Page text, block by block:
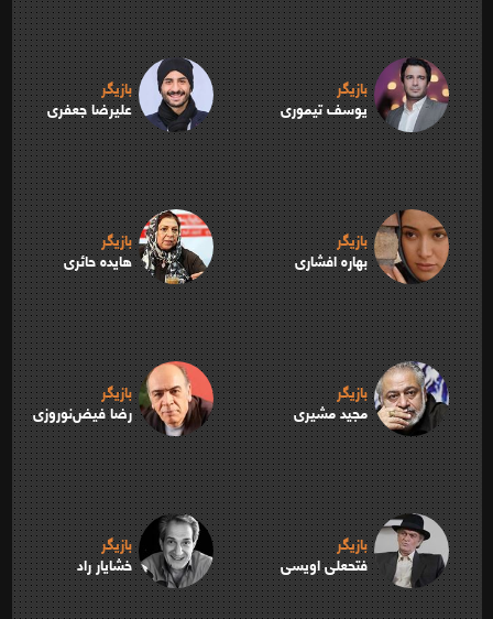
بازیگر
یوسف تیموری
بازیگر
علیرضا جعفری
بازیگر
بهاره افشاری
بازیگر
هایده حائری
بازیگر
مجید مشیری
بازیگر
رضا فیض‌نوروزی
بازیگر
فتحعلی اویسی
بازیگر
خشایار راد